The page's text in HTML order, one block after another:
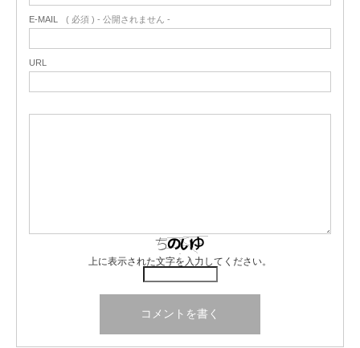
E-MAIL ( 必須 ) - 公開されません -
URL
上に表示された文字を入力してください。